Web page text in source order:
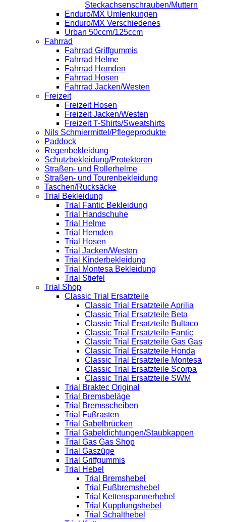
Steckachsenschrauben/Muttern
Enduro/MX Umlenkungen
Enduro/MX Verschiedenes
Urban 50ccm/125ccm
Fahrrad
Fahrrad Griffgummis
Fahrrad Helme
Fahrrad Hemden
Fahrrad Hosen
Fahrrad Jacken/Westen
Freizeit
Freizeit Hosen
Freizeit Jacken/Westen
Freizeit T-Shirts/Sweatshirts
Nils Schmiermittel/Pflegeprodukte
Paddock
Regenbekleidung
Schutzbekleidung/Protektoren
Straßen- und Rollerhelme
Straßen- und Tourenbekleidung
Taschen/Rucksäcke
Trial Bekleidung
Trial Fantic Bekleidung
Trial Handschuhe
Trial Helme
Trial Hemden
Trial Hosen
Trial Jacken/Westen
Trial Kinderbekleidung
Trial Montesa Bekleidung
Trial Stiefel
Trial Shop
Classic Trial Ersatzteile
Classic Trial Ersatzteile Aprilia
Classic Trial Ersatzteile Beta
Classic Trial Ersatzteile Bultaco
Classic Trial Ersatzteile Fantic
Classic Trial Ersatzteile Gas Gas
Classic Trial Ersatzteile Honda
Classic Trial Ersatzteile Montesa
Classic Trial Ersatzteile Scorpa
Classic Trial Ersatzteile SWM
Trial Braktec Original
Trial Bremsbeläge
Trial Bremsscheiben
Trial Fußrasten
Trial Gabelbrücken
Trial Gabeldichtungen/Staubkappen
Trial Gas Gas Shop
Trial Gaszüge
Trial Griffgummis
Trial Hebel
Trial Bremshebel
Trial Fußbremshebel
Trial Kettenspannerhebel
Trial Kupplungshebel
Trial Schalthebel